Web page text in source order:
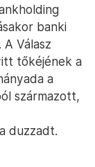
banki
Válasz
tőkéjének a
a
származott,
duzzadt.